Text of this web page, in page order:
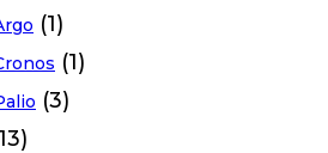
(1)
(1)
(3)